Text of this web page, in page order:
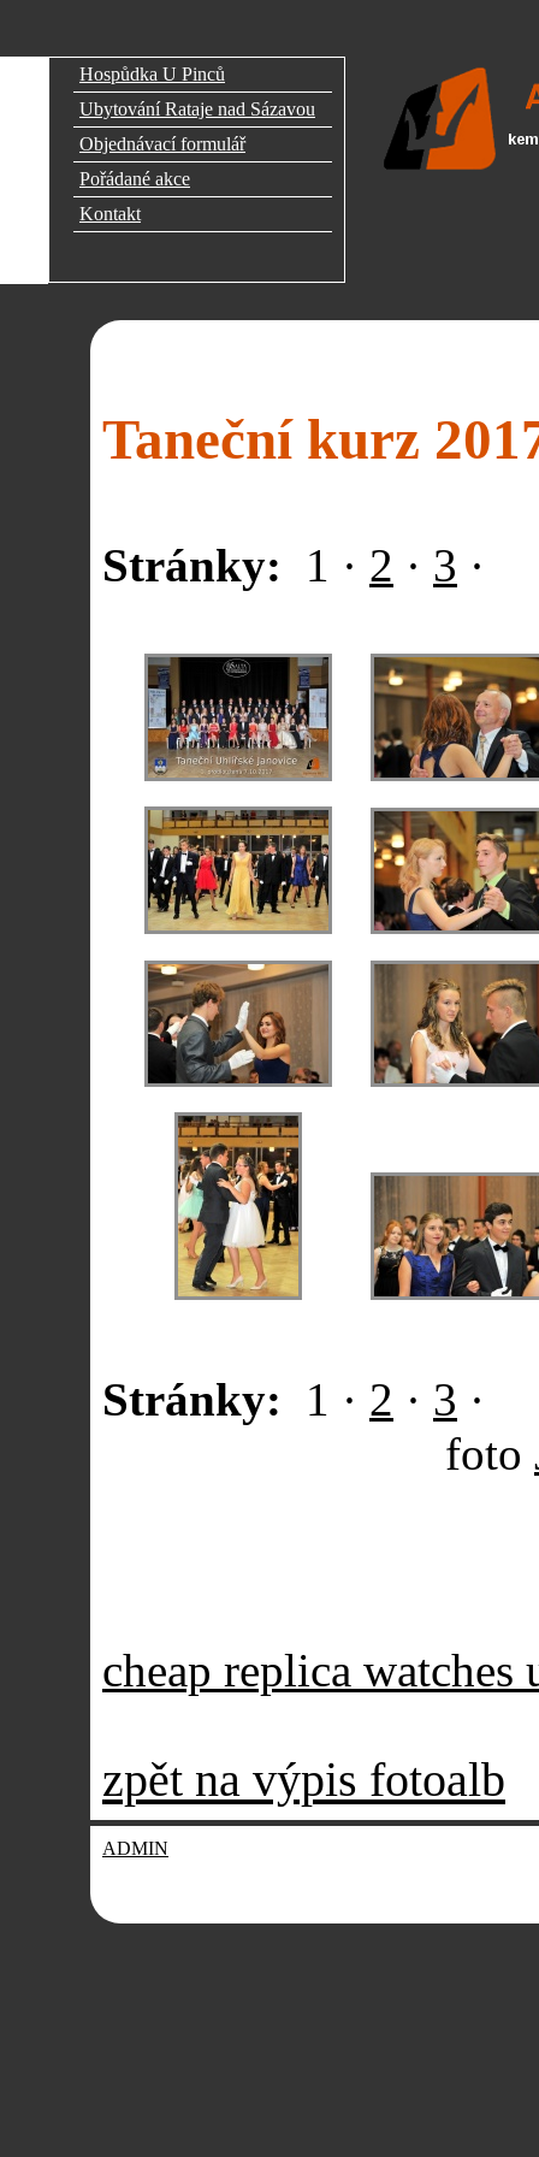
Hospůdka U Pinců
Ubytování Rataje nad Sázavou
Objednávací formulář
Pořádané akce
Kontakt
Taneční kurz
Stránky: 1 · 2 · 3 ·
Stránky: 1 · 2 · 3 ·
foto
cheap replica watches
zpět na výpis fotoalb
ADMIN